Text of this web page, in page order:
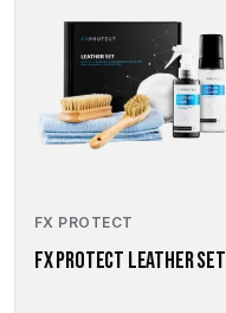
FX PROTECT
FX PROTECT LEATHER SET